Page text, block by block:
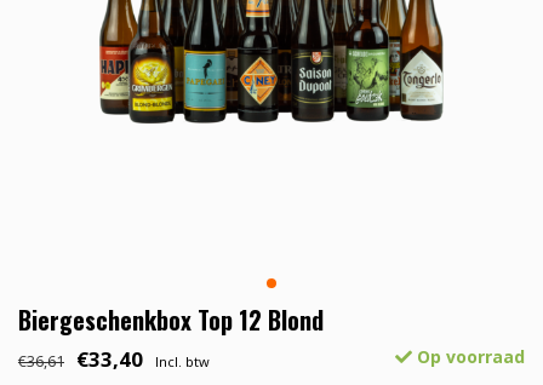
Biergeschenkbox Top 12 Blond
€36,61 €33,40 Incl. btw Op voorraad